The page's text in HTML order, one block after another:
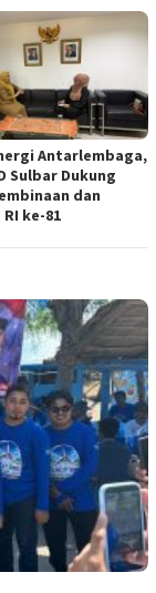
Antarlembaga,
Sulbar Dukung
dan
RI ke-81